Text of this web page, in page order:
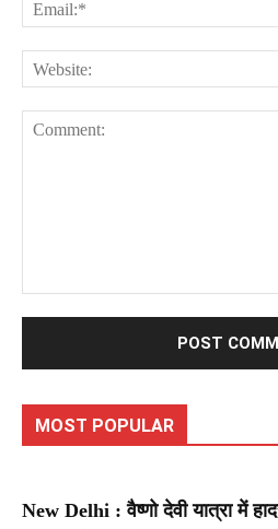
MOST POPULAR
New Delhi : वैष्णो देवी यात्रा में